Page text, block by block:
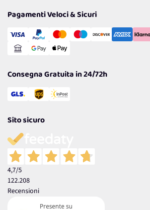
Cookie Policy
Gestisci Cookie
Reso Facile e Veloce
Pagamenti Veloci & Sicuri
Consegna Gratuita in 24/72h
Sito sicuro
4,7/5
122.208
Recensioni